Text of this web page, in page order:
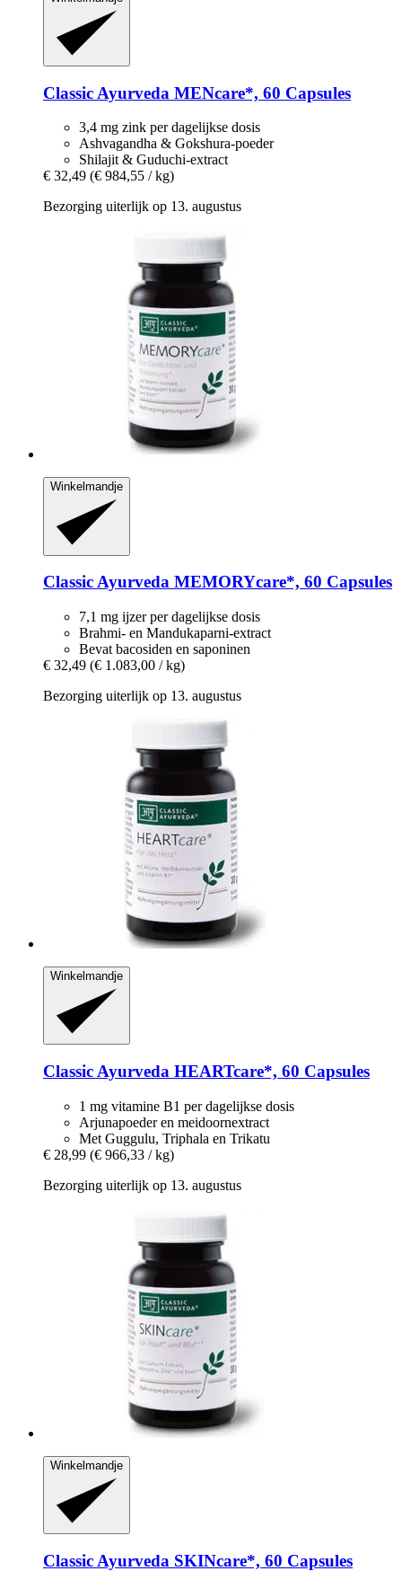
Classic Ayurveda MENcare*, 60 Capsules
3,4 mg zink per dagelijkse dosis
Ashvagandha & Gokshura-poeder
Shilajit & Guduchi-extract
€ 32,49 (€ 984,55 / kg)
Bezorging uiterlijk op 13. augustus
Winkelmandje
Classic Ayurveda MEMORYcare*, 60 Capsules
7,1 mg ijzer per dagelijkse dosis
Brahmi- en Mandukaparni-extract
Bevat bacosiden en saponinen
€ 32,49 (€ 1.083,00 / kg)
Bezorging uiterlijk op 13. augustus
Winkelmandje
Classic Ayurveda HEARTcare*, 60 Capsules
1 mg vitamine B1 per dagelijkse dosis
Arjunapoeder en meidoornextract
Met Guggulu, Triphala en Trikatu
€ 28,99 (€ 966,33 / kg)
Bezorging uiterlijk op 13. augustus
Winkelmandje
Classic Ayurveda SKINcare*, 60 Capsules